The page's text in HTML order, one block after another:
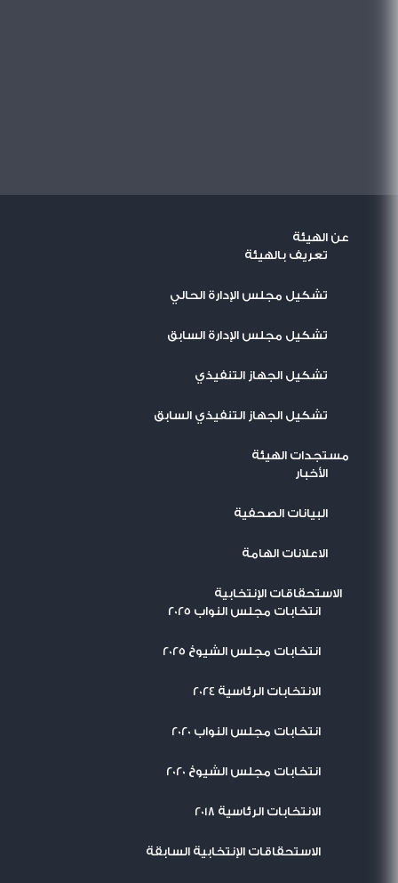
عن الهيئة
تعريف بالهيئة
تشكيل مجلس الإدارة الحالي
تشكيل مجلس الإدارة السابق
تشكيل الجهاز التنفيذي
تشكيل الجهاز التنفيذي السابق
مستجدات الهيئة
اﻷخبار
البيانات الصحفية
الاعلانات الهامة
الاستحقاقات الإنتخابية
انتخابات مجلس النواب 2025
انتخابات مجلس الشيوخ 2025
الانتخابات الرئاسية 2024
انتخابات مجلس النواب 2020
انتخابات مجلس الشيوخ 2020
الانتخابات الرئاسية 2018
الاستحقاقات الإنتخابية السابقة